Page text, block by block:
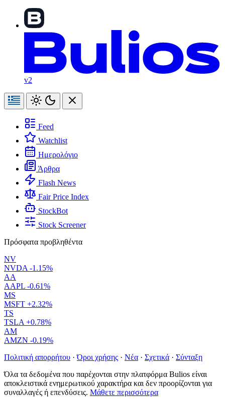
v2
Feed
Watchlist
Ημερολόγιο
Άρθρα
Flash News
Fair Price Index
StockBot
Stock Screener
Πρόσφατα προβληθέντα
NV
NVDA -1.15%
AA
AAPL -0.61%
MS
MSFT +2.32%
TS
TSLA +0.78%
AM
AMZN -0.19%
Πολιτική απορρήτου · Όροι χρήσης · Νέα · Σχετικά · Σύνταξη
Όλα τα δεδομένα που παρέχονται στην πλατφόρμα Bulios είναι
αποκλειστικά ενημερωτικού χαρακτήρα και δεν προορίζονται για
συναλλαγές ή επενδύσεις. Μάθετε περισσότερα